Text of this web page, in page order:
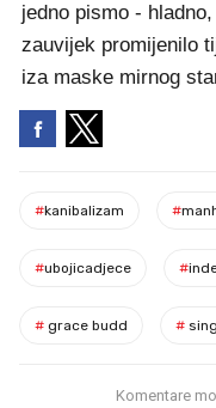
jedno pismo -
zauvijek promijenilo
iza maske mirnog
#kanibalizam #
#ubojicadjece #
# grace budd #
Komentare